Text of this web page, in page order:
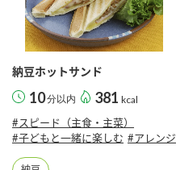
納豆ホットサンド
10分以内 381 kcal
#スピード（主食・主菜）
#子どもと一緒に楽しむ #アレンジ